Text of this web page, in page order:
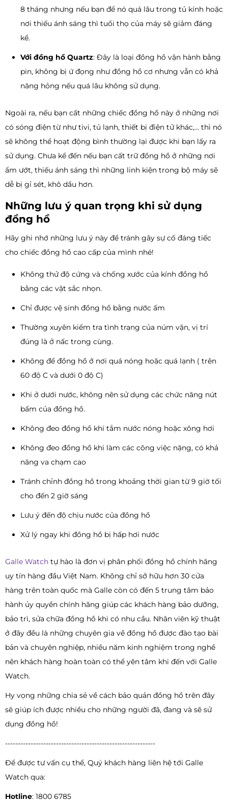
8 tháng nhưng nếu bạn để nó quá lâu trong tủ kính hoặc
nơi thiếu ánh sáng thì tuổi thọ của máy sẽ giảm đáng
kể.
Với đồng hồ Quartz: Đây là loại đồng hồ vận hành bằng
pin, không bị ứ đọng như đồng hồ cơ nhưng vẫn có khả
năng hỏng nếu quá lâu không sử dụng.
Ngoài ra, nếu bạn cất những chiếc đồng hồ này ở những nơi
có sóng điện từ như tivi, tủ lạnh, thiết bị điện tử khác,... thì nó
sẽ không thể hoạt động bình thường lại được khi bạn lấy ra
sử dụng. Chưa kể đến nếu bạn cất trữ đồng hồ ở những nơi
ẩm ướt, thiếu ánh sáng thì những linh kiện trong bộ máy sẽ
dễ bị gỉ sét, khô dầu hơn.
Những lưu ý quan trọng khi sử dụng
đồng hồ
Hãy ghi nhớ những lưu ý này để tránh gây sự cố đáng tiếc
cho chiếc đồng hồ cao cấp của mình nhé!
Không thử độ cứng và chống xước của kính đồng hồ
bằng các vật sắc nhọn.
Chỉ được vệ sinh đồng hồ bằng nước ấm
Thường xuyên kiểm tra tình trạng của núm vặn, vị trí
đúng là ở nấc trong cùng.
Không để đồng hồ ở nơi quá nóng hoặc quá lạnh ( trên
60 độ C và dưới 0 độ C)
Khi ở dưới nước, không nên sử dụng các chức năng nút
bấm của đồng hồ.
Không đeo đồng hồ khi tắm nước nóng hoặc xông hơi
Không đeo đồng hồ khi làm các công việc nặng, có khả
năng va chạm cao
Tránh chỉnh đồng hồ trong khoảng thời gian từ 9 giờ tối
cho đến 2 giờ sáng
Lưu ý đến độ chịu nước của đồng hồ
Xử lý ngay khi đồng hồ bị hấp hơi nước
Galle Watch tự hào là đơn vị phân phối đồng hồ chính hãng
uy tín hàng đầu Việt Nam. Không chỉ sở hữu hơn 30 cửa
hàng trên toàn quốc mà Galle còn có đến 5 trung tâm bảo
hành ủy quyền chính hãng giúp các khách hàng bảo dưỡng,
bảo trì, sửa chữa đồng hồ khi có nhu cầu. Nhân viên kỹ thuật
ở đây đều là những chuyên gia về đồng hồ được đào tạo bài
bản và chuyên nghiệp, nhiều năm kinh nghiệm trong nghề
nên khách hàng hoàn toàn có thể yên tâm khi đến với Galle
Watch.
Hy vọng những chia sẻ về cách bảo quản đồng hồ trên đây
sẽ giúp ích được nhiều cho những người đã, đang và sẽ sử
dụng đồng hồ!
-----------------------------------------------------------
Để được tư vấn cụ thể, Quý khách hàng liên hệ tới Galle
Watch qua:
Hotline: 1800 6785